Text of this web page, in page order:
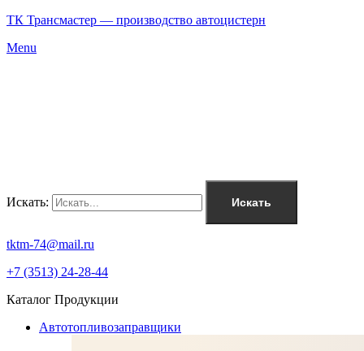
ТК Трансмастер — производство автоцистерн
Menu
Искать: Искать
tktm-74@mail.ru
+7 (3513) 24-28-44
Каталог Продукции
Автотопливозаправщики